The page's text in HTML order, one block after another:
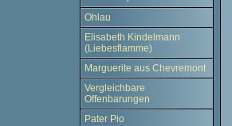
Ohlau
Elisabeth Kindelmann
(Liebesflamme)
Marguerite aus Chevremont
Vergleichbare
Offenbarungen
Pater Pio